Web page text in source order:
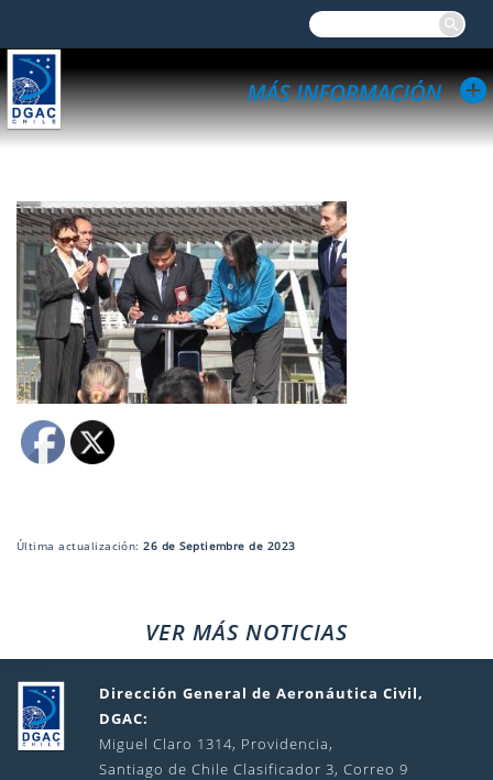
Última actualización:26 de Septiembre de 2023
VER MÁS NOTICIAS
Dirección General de Aeronáutica Civil,
DGAC:
Miguel Claro 1314, Providencia,
Santiago de Chile Clasificador 3, Correo 9